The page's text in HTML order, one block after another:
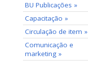
BU Publicações »
Capacitação »
Circulação de item »
Comunicação e
marketing »